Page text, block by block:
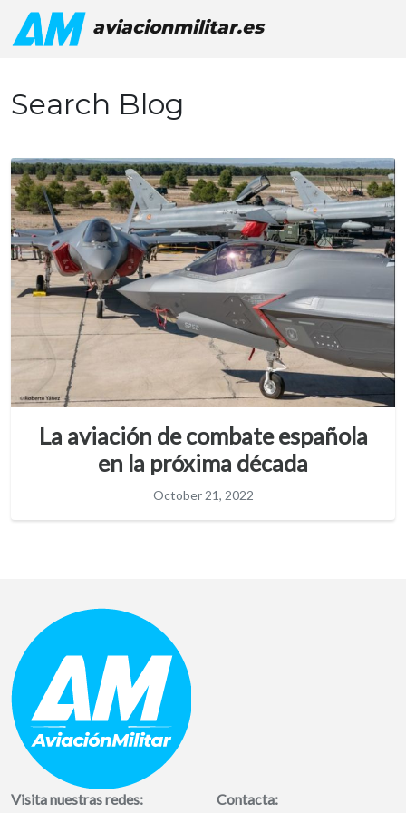
aviacionmilitar.es
Search Blog
La aviación de combate española
en la próxima década
October 21, 2022
Visita nuestras redes: Contacta: